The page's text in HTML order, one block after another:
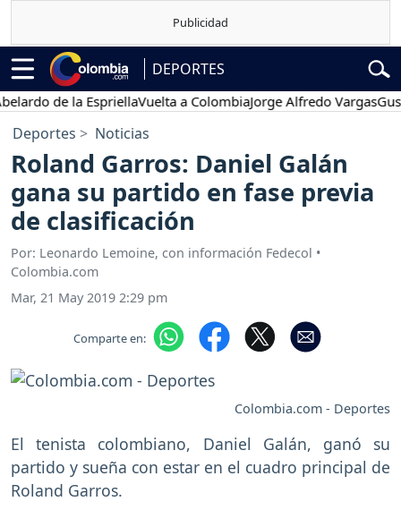
DEPORTES
de la EspriellaVuelta a ColombiaJorge Alfredo Vargas
Deportes Noticias
Roland Garros: Daniel Galán
gana su partido en fase previa
de clasificación
Por: Leonardo Lemoine, con información Fedecol •
Colombia.com
Mar, 21 May 2019 2:29 pm
Comparte en:
Colombia.com - Deportes
El tenista colombiano, Daniel Galán, ganó su
partido y sueña con estar en el cuadro principal de
Roland Garros.